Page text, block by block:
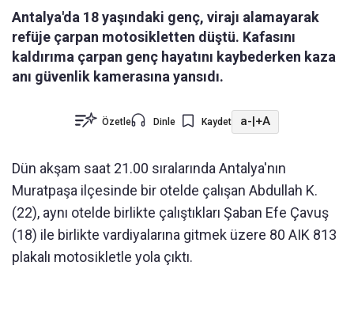
Antalya'da 18 yaşındaki genç, virajı alamayarak
refüje çarpan motosikletten düştü. Kafasını
kaldırıma çarpan genç hayatını kaybederken kaza
anı güvenlik kamerasına yansıdı.
Özetle Dinle Kaydet a- +A
Dün akşam saat 21.00 sıralarında Antalya'nın
Muratpaşa ilçesinde bir otelde çalışan Abdullah K.
(22), aynı otelde birlikte çalıştıkları Şaban Efe Çavuş
(18) ile birlikte vardiyalarına gitmek üzere 80 AIK 813
plakalı motosikletle yola çıktı.